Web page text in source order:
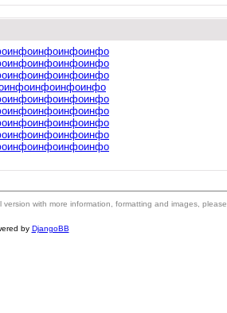
инфоинфоинфоинфо
инфоинфоинфоинфо
инфоинфоинфоинфо
инфоинфоинфоинфо
инфоинфоинфоинфо
инфоинфоинфоинфо
инфоинфоинфоинфо
инфоинфоинфоинфо
инфоинфоинфоинфо
with more information, formatting and images, please
by DjangoBB